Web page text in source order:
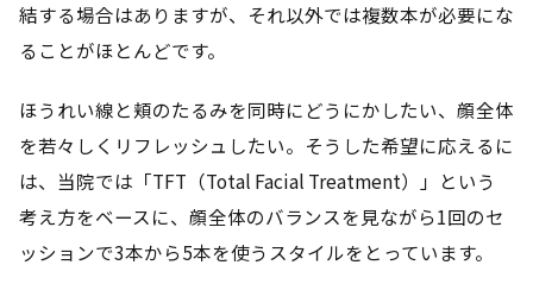
結する場合はありますが、それ以外では複数本が必要にな
ることがほとんどです。
ほうれい線と頬のたるみを同時にどうにかしたい、顔全体
を若々しくリフレッシュしたい。そうした希望に応えるに
は、当院では「TFT（Total Facial Treatment）」という
考え方をベースに、顔全体のバランスを見ながら1回のセ
ッションで3本から5本を使うスタイルをとっています。